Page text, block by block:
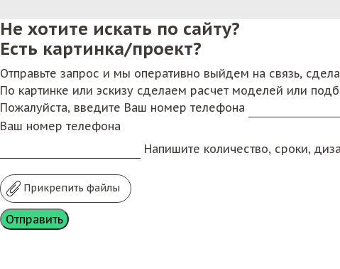
Не хотите искать по сайту?
Есть картинка/проект?
Отправьте запрос и мы оперативно выйдем на связь,
По картинке или эскизу сделаем расчет моделей или
Пожалуйста, введите Ваш номер телефона
Ваш номер телефона
Напишите количество, сроки,
Прикрепить файлы